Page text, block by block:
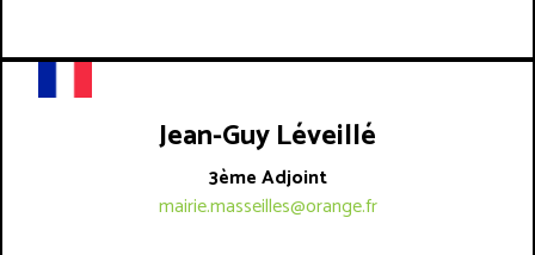
Jean-Guy Léveillé
3ème Adjoint
mairie.masseilles@orange.fr